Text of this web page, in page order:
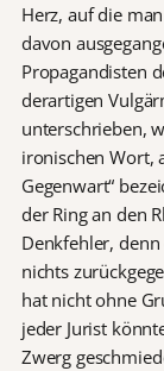
Herz, auf die
davon
Propagandisten
derartigen
unterschrieben,
ironischen Wort,
Gegenwart“
der Ring an den
Denkfehler,
nichts
hat nicht ohne
jeder Jurist
Zwerg